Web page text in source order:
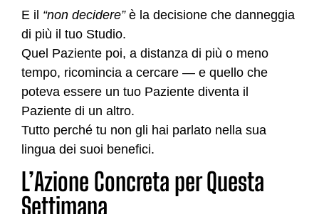
E il “non decidere”è la decisione che danneggia
di più il tuo Studio.
Quel Paziente poi, a distanza di più o meno
tempo, ricomincia a cercare — e quello che
poteva essere un tuo Paziente diventa il
Paziente di un altro.
Tutto perché tu non gli hai parlato nella sua
lingua dei suoi benefici.
L’Azione Concreta per Questa
Settimana